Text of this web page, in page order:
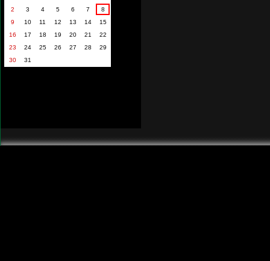
2
3 4 5 6 7
8
9
10 11 12 13 14
15
16
17 18 19 20 21
22
23
24 25 26 27 28
29
30
31